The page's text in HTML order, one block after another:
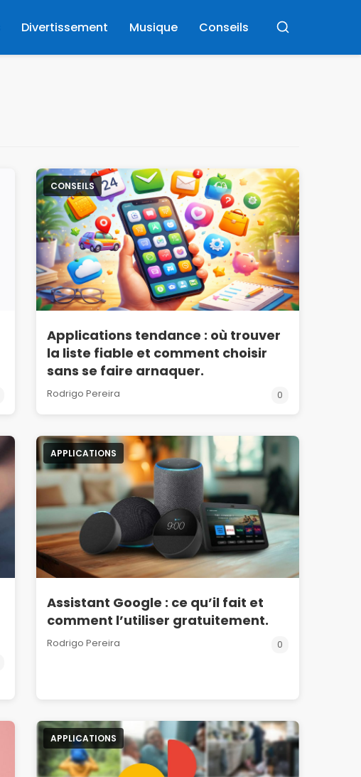
Divertissement Musique Conseils Rechercher
CONSEILS
Applications tendance : où trouver
la liste fiable et comment choisir
sans se faire arnaquer.
Rodrigo Pereira 0
APPLICATIONS
Assistant Google : ce qu’il fait et
comment l’utiliser gratuitement.
Rodrigo Pereira 0
APPLICATIONS